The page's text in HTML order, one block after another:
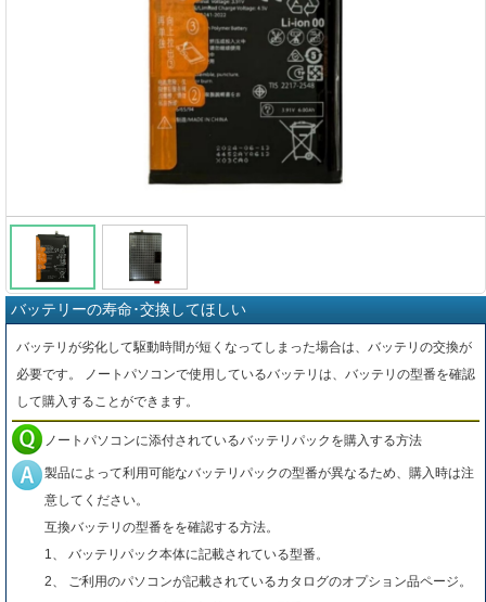
バッテリーの寿命･交換してほしい
バッテリが劣化して駆動時間が短くなってしまった場合は、バッテリの交換が
必要です。 ノートパソコンで使用しているバッテリは、バッテリの型番を確認
して購入することができます。
ノートパソコンに添付されているバッテリパックを購入する方法
製品によって利用可能なバッテリパックの型番が異なるため、購入時は注
意してください。
互換バッテリの型番をを確認する方法。
1、 バッテリパック本体に記載されている型番。
2、 ご利用のパソコンが記載されているカタログのオプション品ページ。